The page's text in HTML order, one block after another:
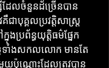
ែលចំនួនដ័ច្រើនបាន
ាបុគ្គលប្រវត្តិសាស្ត្រ
ងប្រព័ន្ធយុត្តិធម៌ផ្នែក
ទាំងសកលលោក មានតែ
យប៉ុណ្ណោះដែលត្រូវបាន